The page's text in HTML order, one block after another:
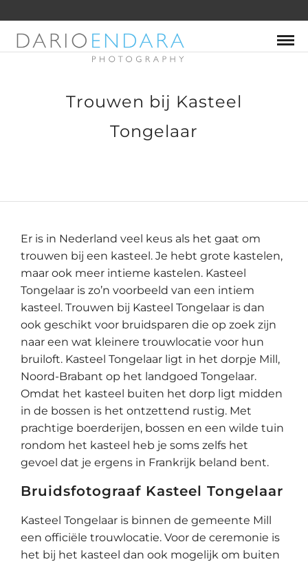
Trouwen bij Kasteel
Tongelaar
Er is in Nederland veel keus als het gaat om
trouwen bij een kasteel. Je hebt grote kastelen,
maar ook meer intieme kastelen. Kasteel
Tongelaar is zo’n voorbeeld van een intiem
kasteel. Trouwen bij Kasteel Tongelaar is dan
ook geschikt voor bruidsparen die op zoek zijn
naar een wat kleinere trouwlocatie voor hun
bruiloft. Kasteel Tongelaar ligt in het dorpje Mill,
Noord-Brabant op het landgoed Tongelaar.
Omdat het kasteel buiten het dorp ligt midden
in de bossen is het ontzettend rustig. Met
prachtige boerderijen, bossen en een wilde tuin
rondom het kasteel heb je soms zelfs het
gevoel dat je ergens in Frankrijk beland bent.
Bruidsfotograaf Kasteel Tongelaar
Kasteel Tongelaar is binnen de gemeente Mill
een officiële trouwlocatie. Voor de ceremonie is
het bij het kasteel dan ook mogelijk om buiten